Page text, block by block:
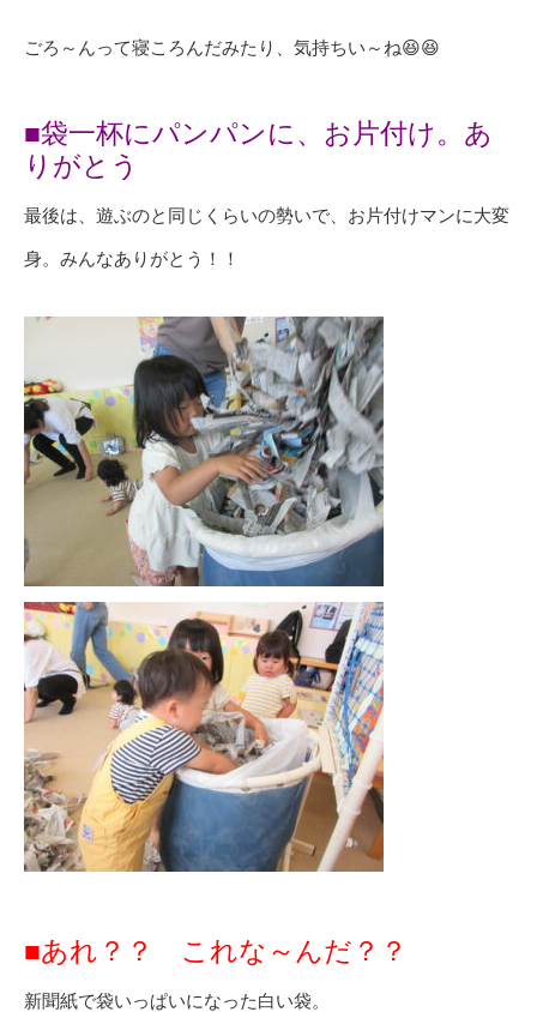
ごろ～んって寝ころんだみたり、気持ちい～ね😆😆
■袋一杯にパンパンに、お片付け。あ
りがとう
最後は、遊ぶのと同じくらいの勢いで、お片付けマンに大変
身。みんなありがとう！！
■あれ？？ これな～んだ？？
新聞紙で袋いっぱいになった白い袋。